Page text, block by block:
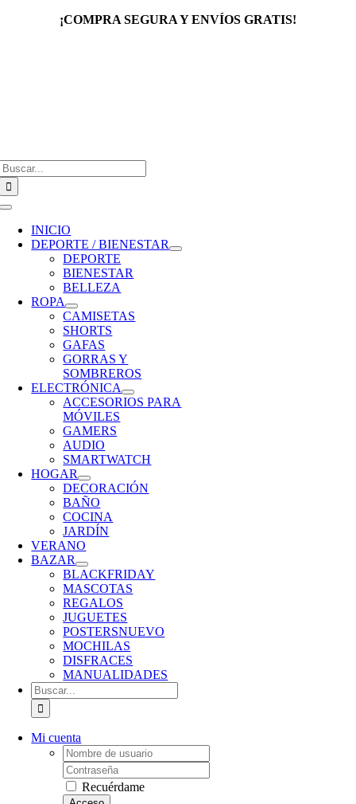
¡COMPRA SEGURA Y ENVÍOS GRATIS!
Toggle
Navigation
INICIO
DEPORTE / BIENESTAR
DEPORTE
BIENESTAR
BELLEZA
ROPA
CAMISETAS
SHORTS
GAFAS
GORRAS Y
SOMBREROS
ELECTRÓNICA
ACCESORIOS PARA
MÓVILES
GAMERS
AUDIO
SMARTWATCH
HOGAR
DECORACIÓN
BAÑO
COCINA
JARDÍN
VERANO
BAZAR
BLACKFRIDAY
MASCOTAS
REGALOS
JUGUETES
POSTERSNUEVO
MOCHILAS
DISFRACES
MANUALIDADES
Buscar:
Mi cuenta
Username:
Password:
Recuérdame